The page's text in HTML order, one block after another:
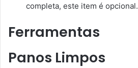
completa, este item é opcional.
Ferramentas
Panos Limpos